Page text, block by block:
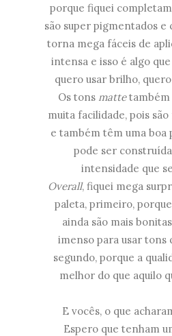
porque fiquei
são super pigmentados e
torna mega fáceis de
intensa e isso é algo
quero usar brilho,
Os tons mattetambém
muita facilidade, pois
e também têm uma boa
pode ser
intensidade que
Overall, fiquei mega
paleta, primeiro,
ainda são mais
imenso para usar tons
segundo, porque a
melhor do que aquilo
E vocês, o que
Espero que tenham